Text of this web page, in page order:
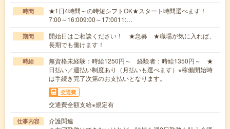
時間
★1日4時間～の時短シフトOK★スタート時間選べます！
7:00～16:009:00～17:0011:…
期間
開始日はご相談ください！ ★急募 ★職場が気に入れば、
長期でも働けます！
時給
無資格未経験：時給1250円～ 経験者：時給1350円～ ★
日払い／週払い制度あり（月払いも選べます）※稼働開始時
は手続き完了次第のお支払いとなります。
交通費
交通費全額支給※規定有
仕事内容
介護関連